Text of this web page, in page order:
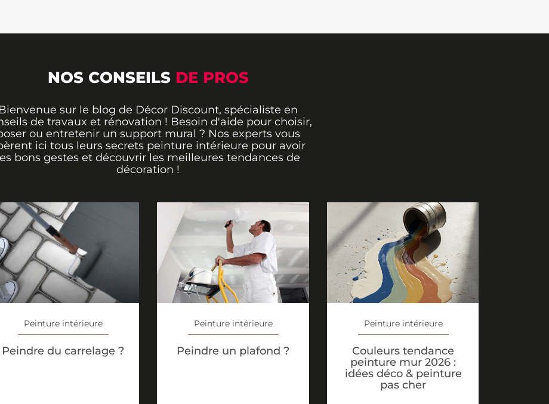
NOS CONSEILS DE PROS
Bienvenue sur le blog de Décor Discount, spécialiste en
de travaux et rénovation ! Besoin d'aide pour choisir,
ou entretenir un support mural ? Nos experts vous
ici tous leurs secrets peinture intérieure pour avoir
bons gestes et découvrir les meilleures tendances de
décoration !
Peinture intérieure
Peindre du carrelage ?
Peinture intérieure
Peindre un plafond ?
Peinture intérieure
Couleurs tendance
peinture mur 2026 :
idées déco & peinture
pas cher